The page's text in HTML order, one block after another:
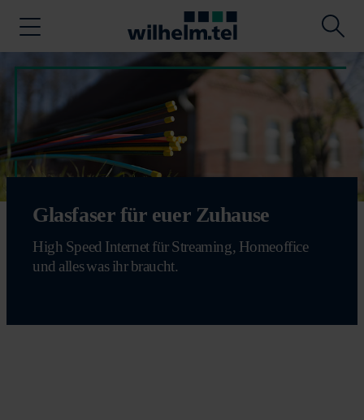
Glasfaser für euer Zuhause
High Speed Internet für Streaming, Homeoffice
und alles was ihr braucht.